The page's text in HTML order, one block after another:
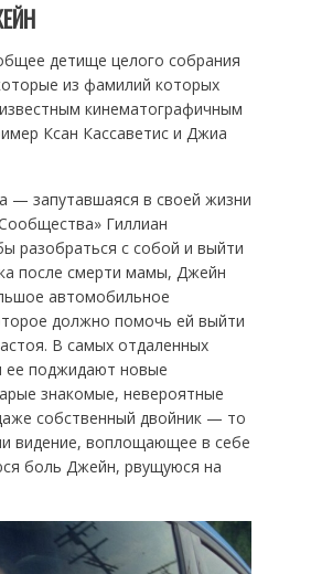
детище целого собрания
из фамилий которых
кинематографичным
Ксан Кассаветис и Джиа
— запутавшаяся в своей жизни
Гиллиан
разобраться с собой и выйти
после смерти мамы, Джейн
автомобильное
должно помочь ей выйти
В самых отдаленных
ее поджидают новые
знакомые, невероятные
собственный двойник — то
видение, воплощающее в себе
боль Джейн, рвущуюся на